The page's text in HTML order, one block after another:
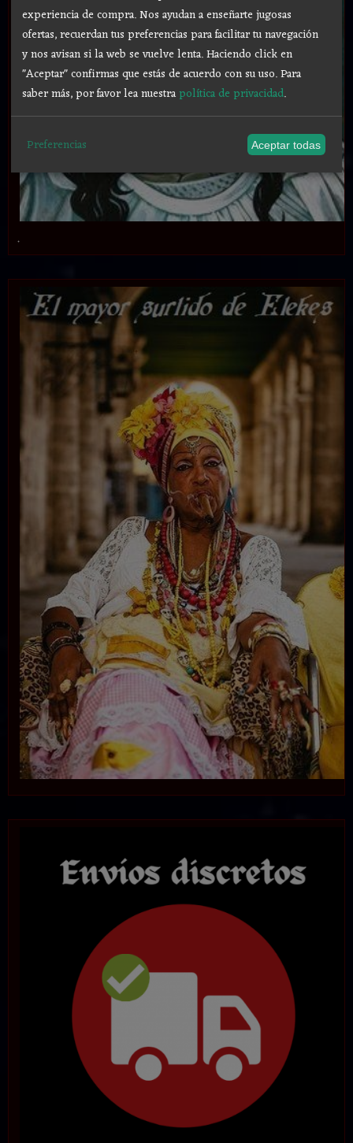
.
experiencia de compra. Nos ayudan a enseñarte jugosas
ofertas, recuerdan tus preferencias para facilitar tu navegación
y nos avisan si la web se vuelve lenta. Haciendo click en
"Aceptar" confirmas que estás de acuerdo con su uso.Para
saber más, por favor lea nuestrapolítica de privacidad.
Preferencias Aceptar todas